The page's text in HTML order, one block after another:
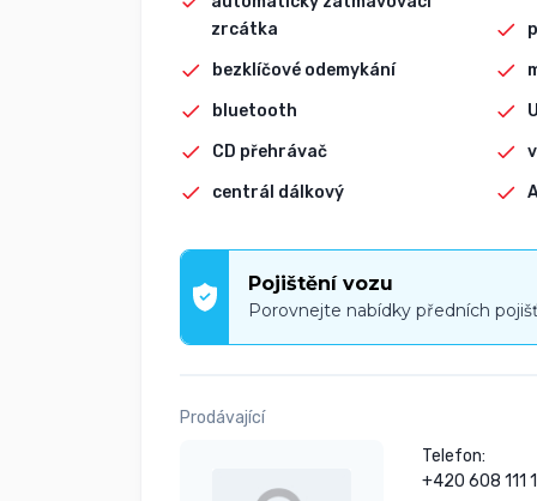
zrcátka
bezklíčové odemykání
bluetooth
CD přehrávač
centrál dálkový
Pojištění vozu
Porovnejte nabídky předních
Prodávající
Telefon:
+420 608 111